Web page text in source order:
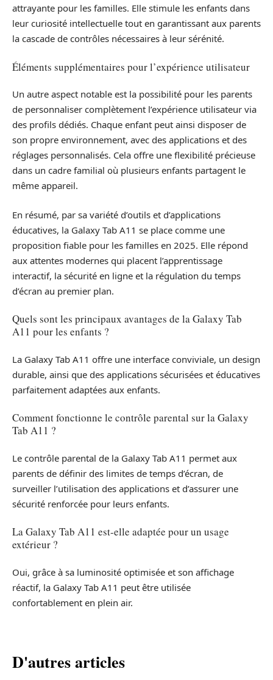
attrayante pour les familles. Elle stimule les enfants dans
leur curiosité intellectuelle tout en garantissant aux parents
la cascade de contrôles nécessaires à leur sérénité.
Éléments supplémentaires pour l’expérience utilisateur
Un autre aspect notable est la possibilité pour les parents
de personnaliser complètement l’expérience utilisateur via
des profils dédiés. Chaque enfant peut ainsi disposer de
son propre environnement, avec des applications et des
réglages personnalisés. Cela offre une flexibilité précieuse
dans un cadre familial où plusieurs enfants partagent le
même appareil.
En résumé, par sa variété d’outils et d’applications
éducatives, la Galaxy Tab A11 se place comme une
proposition fiable pour les familles en 2025. Elle répond
aux attentes modernes qui placent l’apprentissage
interactif, la sécurité en ligne et la régulation du temps
d’écran au premier plan.
Quels sont les principaux avantages de la Galaxy Tab
A11 pour les enfants ?
La Galaxy Tab A11 offre une interface conviviale, un design
durable, ainsi que des applications sécurisées et éducatives
parfaitement adaptées aux enfants.
Comment fonctionne le contrôle parental sur la Galaxy
Tab A11 ?
Le contrôle parental de la Galaxy Tab A11 permet aux
parents de définir des limites de temps d’écran, de
surveiller l’utilisation des applications et d’assurer une
sécurité renforcée pour leurs enfants.
La Galaxy Tab A11 est-elle adaptée pour un usage
extérieur ?
Oui, grâce à sa luminosité optimisée et son affichage
réactif, la Galaxy Tab A11 peut être utilisée
confortablement en plein air.
D'autres articles